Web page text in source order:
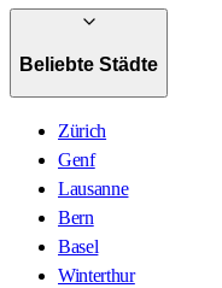
Beliebte Städte
Zürich
Genf
Lausanne
Bern
Basel
Winterthur